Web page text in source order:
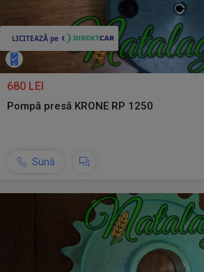
680 LEI
Pompă presă KRONE RP 1250
Sună